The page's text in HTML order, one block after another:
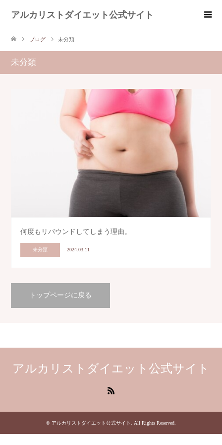
アルカリストダイエット公式サイト
ブログ 未分類
未分類
何度もリバウンドしてしまう理由。
未分類 2024.03.11
トップページに戻る
アルカリストダイエット公式サイト
© アルカリストダイエット公式サイト . All Rights Reserved.